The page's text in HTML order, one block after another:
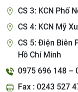
CS 3: KCN Phố
CS 4: KCN Mỹ
CS 5: Điện Biên
Hồ Chí Minh
0975 696 148 –
Fax : 0243 527